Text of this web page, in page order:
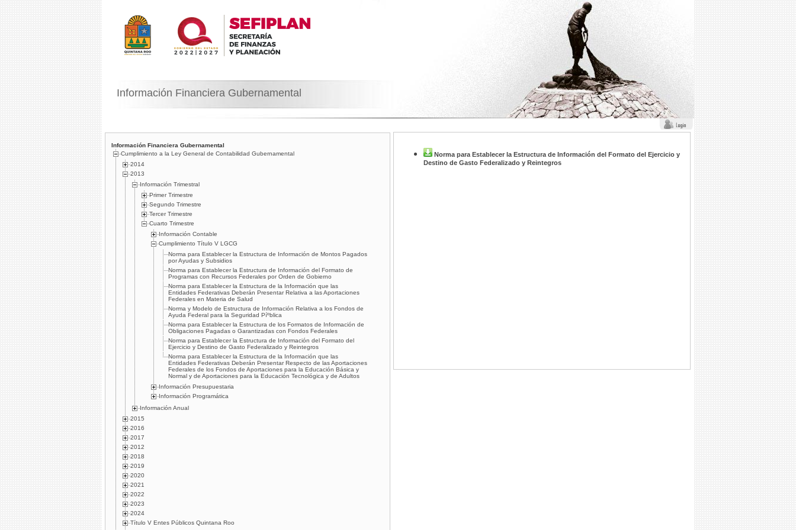
Información Financiera Gubernamental
Información Financiera Gubernamental
Cumplimiento a la Ley General de Contabilidad Gubernamental
2014
2013
Información Trimestral
Primer Trimestre
Segundo Trimestre
Tercer Trimestre
Cuarto Trimestre
Información Contable
Cumplimiento Tí­tulo V LGCG
Norma para Establecer la Estructura de Información de Montos Pagados
por Ayudas y Subsidios
Norma para Establecer la Estructura de Información del Formato de
Programas con Recursos Federales por Orden de Gobierno
Norma para Establecer la Estructura de la Información que las
Entidades Federativas Deberán Presentar Relativa a las Aportaciones
Federales en Materia de Salud
Norma y Modelo de Estructura de Información Relativa a los Fondos de
Ayuda Federal para la Seguridad Píºblica
Norma para Establecer la Estructura de los Formatos de Información de
Obligaciones Pagadas o Garantizadas con Fondos Federales
Norma para Establecer la Estructura de Información del Formato del
Ejercicio y Destino de Gasto Federalizado y Reintegros
Norma para Establecer la Estructura de la Información que las
Entidades Federativas Deberán Presentar Respecto de las Aportaciones
Federales de los Fondos de Aportaciones para la Educación Básica y
Normal y de Aportaciones para la Educación Tecnológica y de Adultos
Información Presupuestaria
Información Programática
Información Anual
2015
2016
2017
2012
2018
2019
2020
2021
2022
2023
2024
Título V Entes Públicos Quintana Roo
Norma para Establecer la Estructura de Información del Formato del Ejercicio y
Destino de Gasto Federalizado y Reintegros